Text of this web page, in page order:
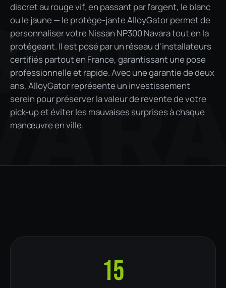
discret au rouge vif, en passant par l'argent, le blanc
ou le jaune — le protège-jante AlloyGator permet de
personnaliser votre Nissan NP300 Navara tout en la
protégeant. Il est posé par un réseau d'installateurs
certifiés partout en France, garantissant une pose
professionnelle et rapide. Avec une garantie de deux
ans, AlloyGator représente un investissement
serein pour préserver la valeur de revente de votre
pick-up et éviter les mauvaises surprises à chaque
manœuvre en ville.
15